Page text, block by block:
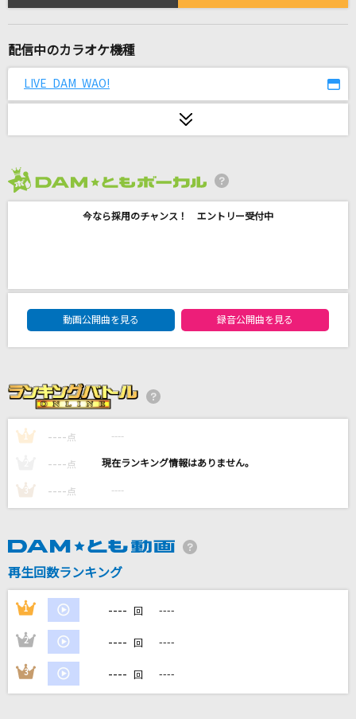
[生音]イマジネーション
それが大事
君が眩しいから僕は星が見えない
＝LOVE
約束の蒼
I Surrender [アイ・サレンダー]
Kiroro
カラオケ最新情報をチェック！
配信中のカラオケ機種
LIVE DAM WAO!
今なら採用のチャンス！ エントリー受付中
DAM★ともボーカルエントリーランキング
動画公開曲を見る
録音公開曲を見る
1 ---- 点 ----
---- 点 ----
3 ---- 点 ----
再生回数ランキング
1 ---- 回 ----
2 ---- 回 ----
3 ---- 回 ----